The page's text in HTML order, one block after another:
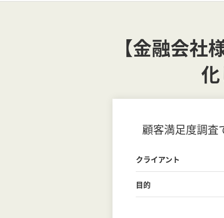
【金融会
顧客満足度調査
クライアント
目的